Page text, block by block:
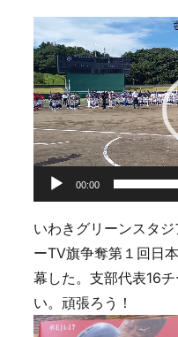
画
プ
レ
ー
ヤ
00:00
いわきグリーンスタ
ーTV旗争奪第１回日
幕した。支部代表16
い。頑張ろう！